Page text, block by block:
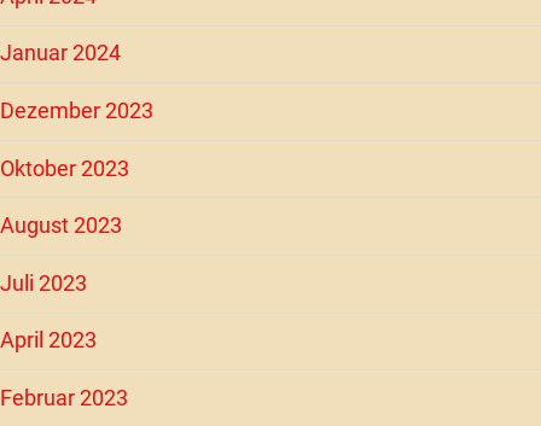
Januar 2024
Dezember 2023
Oktober 2023
August 2023
Juli 2023
April 2023
Februar 2023